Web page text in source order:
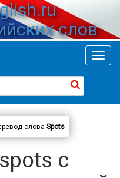
слов
слова Spots
с